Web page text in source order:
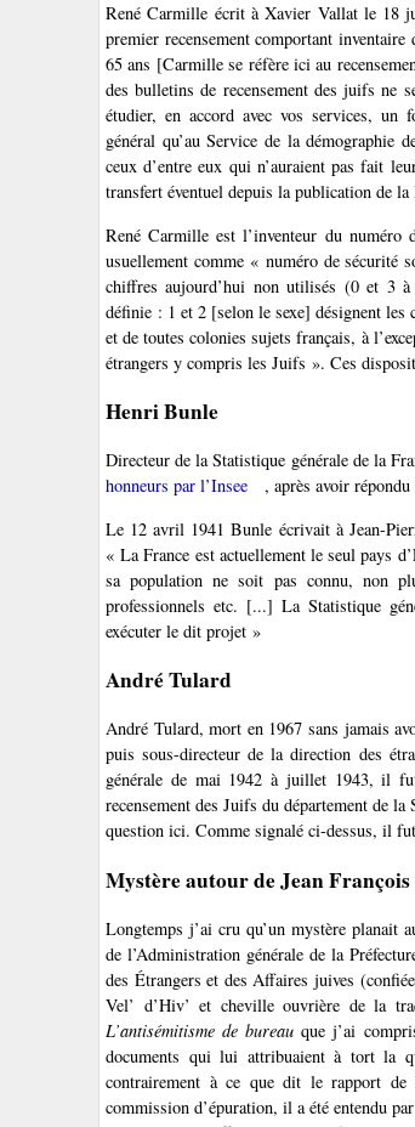
René Carmille écrit à Xavier Vallat le 18
premier recensement comportant
65 ans [Carmille se réfère ici au
des bulletins de recensement des juifs ne
étudier, en accord avec vos services, un
général qu’au Service de la
ceux d’entre eux qui n’auraient pas fait
transfert éventuel depuis la publication de
René Carmille est l’inventeur du numéro
usuellement comme « numéro de sécurité
chiffres aujourd’hui non utilisés (0 et 3
définie : 1 et 2 [selon le sexe] désignent
et de toutes colonies sujets français, à
étrangers y compris les Juifs ». Ces
Henri Bunle
Directeur de la Statistique générale de la
honneurs par l’Insee
, après avoir
Le 12 avril 1941 Bunle écrivait à Jean-
« La France est actuellement le seul pays
sa population ne soit pas connu, non
professionnels etc. [...] La Statistique
exécuter le dit projet »
André Tulard
André Tulard, mort en 1967 sans jamais
puis sous-directeur de la direction des
générale de mai 1942 à juillet 1943, il
recensement des Juifs du département de
question ici. Comme signalé ci-dessus, il
Mystère autour de Jean
Longtemps j’ai cru qu’un mystère planait
de l’Administration générale de la
des Étrangers et des Affaires juives
Vel’ d’Hiv’ et cheville ouvrière de la
L’antisémitisme de bureau que j’ai
documents qui lui attribuaient à tort la
contrairement à ce que dit le rapport
commission d’épuration, il a été entendu